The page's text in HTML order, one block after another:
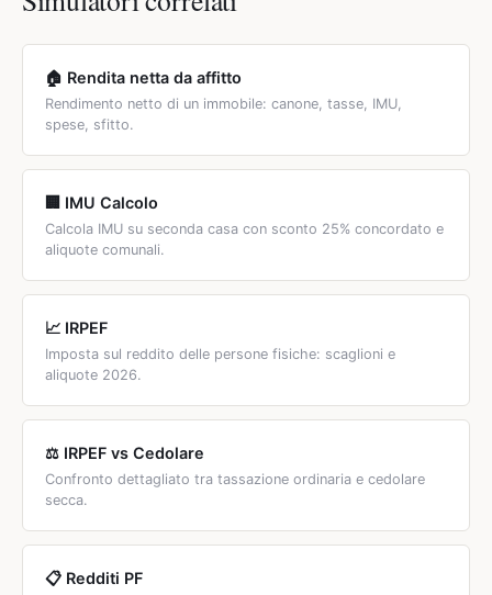
brevi prima dell'obbligo P.IVA.
4 immobili: cedolare 26%. Dal 3° immobile, attenzione
(l'Agenzia delle Entrate valuta caso per caso durata,
pubblicità, servizi accessori).
🏠 Rendita netta da affitto
Rendimento netto di un immobile: canone, tasse, IMU,
spese, sfitto.
🏢 IMU Calcolo
Calcola IMU su seconda casa con sconto 25% concordato e
aliquote comunali.
📈 IRPEF
Imposta sul reddito delle persone fisiche: scaglioni e
aliquote 2026.
⚖️ IRPEF vs Cedolare
Confronto dettagliato tra tassazione ordinaria e cedolare
secca.
📋 Redditi PF